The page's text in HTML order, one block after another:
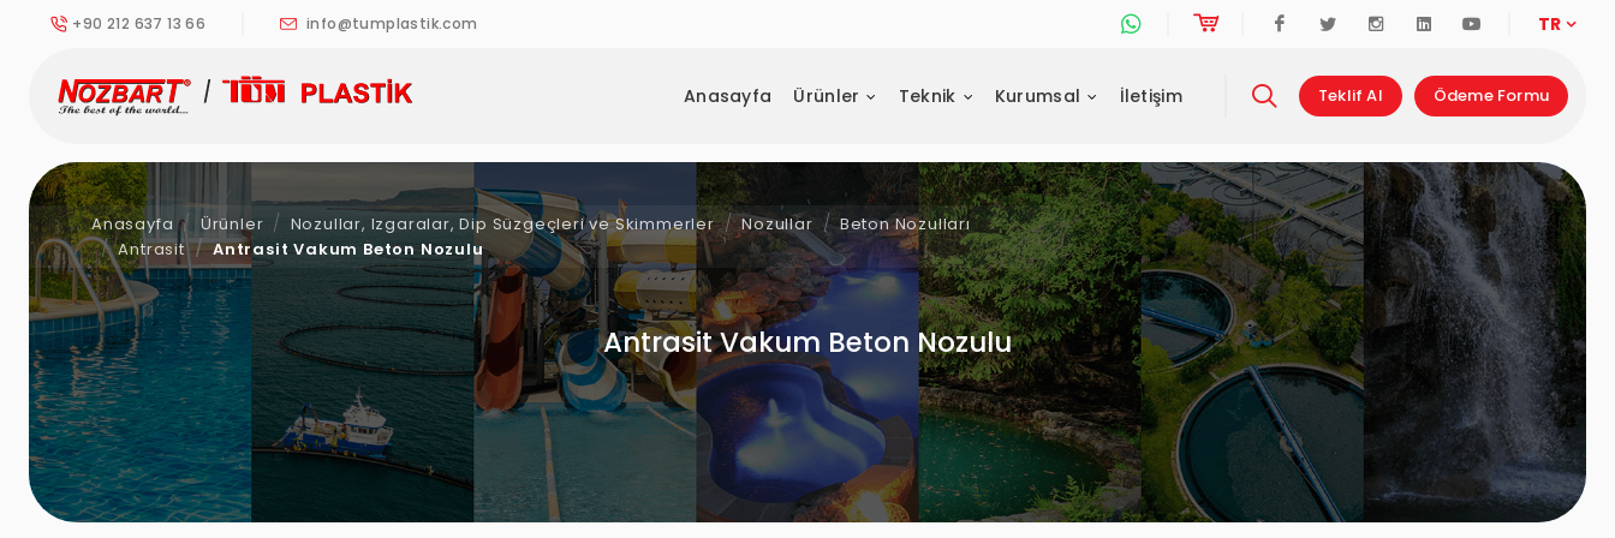
+90 212 637 13 66 info@tumplastik.com Whatsapp Destek Hattı
Online AlışverişFacebookTwitter InstagramLinkedinYoutube
TR
Anasayfa Ürünler Teknik Kurumsal İletişim Teklif Al Ödeme Formu
Antrasit Vakum Beton Nozulu
Anasayfa Ürünler Nozullar, Izgaralar, Dip Süzgeçleri ve Skimmerler Nozullar
Beton Nozulları
Antrasit
Antrasit Vakum Beton Nozulu